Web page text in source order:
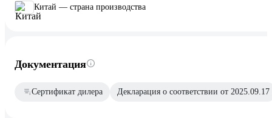
Китай — страна производства
Документация
Сертификат дилера Декларация о соответствии от 2025.09.17